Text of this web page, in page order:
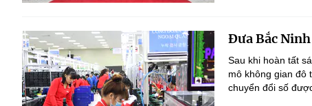
Đưa Bắc
Sau khi hoàn tất
mô không gian đô
chuyển đổi số